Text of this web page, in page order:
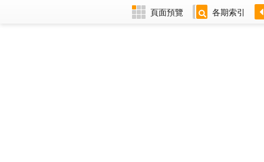
頁面預覽 各期索引